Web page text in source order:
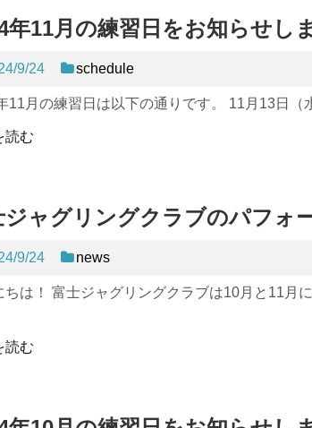
年11月の練習日をお知らせしま
9/24 schedule
11月の練習日は以下の通りです。 11月13日
読む
ジャグリングクラブのパフォ
9/24 news
ちは！ 富士ジャグリングクラブは10月と11月
読む